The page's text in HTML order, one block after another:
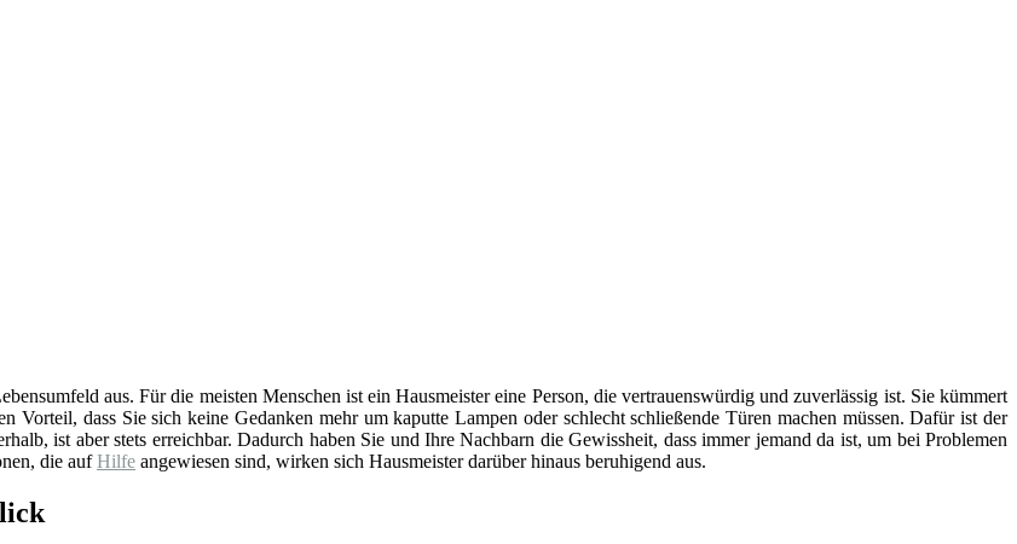
aus. Für die meisten Menschen ist ein Hausmeister eine Person, die vertrauenswürdig und zuverlässig ist. Sie kümmert
Vorteil, dass Sie sich keine Gedanken mehr um kaputte Lampen oder schlecht schließende Türen machen müssen. Dafür ist der
ist aber stets erreichbar. Dadurch haben Sie und Ihre Nachbarn die Gewissheit, dass immer jemand da ist, um bei Problemen
die aufHilfe angewiesen sind, wirken sich Hausmeister darüber hinaus beruhigend aus.